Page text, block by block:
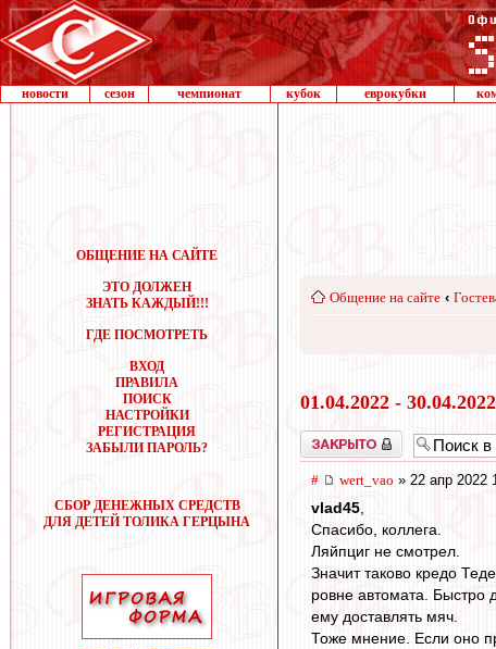
новости сезон чемпионат кубок еврокубки
ОБЩЕНИЕ НА САЙТЕ
ЭТО ДОЛЖЕН
ЗНАТЬ КАЖДЫЙ!!!
ГДЕ ПОСМОТРЕТЬ
ВХОД
ПРАВИЛА
ПОИСК
НАСТРОЙКИ
РЕГИСТРАЦИЯ
ЗАБЫЛИ ПАРОЛЬ?
СБОР ДЕНЕЖНЫХ СРЕДСТВ
ДЛЯ ДЕТЕЙ ТОЛИКА ГЕРЦЫНА
Общение на сайте ‹
01.04.2022 - 30.04.2022
Закрыто
# wert_vao » 22 апр 2022
vlad45,
Спасибо, коллега.
Ляйпциг не смотрел.
Значит таково кредо
ровне автомата. Быстро
ему доставлять мяч.
Тоже мнение. Если оно